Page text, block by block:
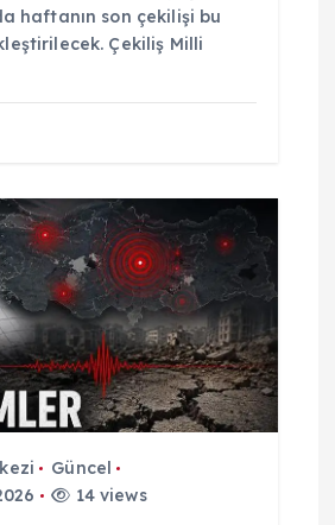
haftanın son çekilişi bu
Çekiliş Milli
Güncel
14 views